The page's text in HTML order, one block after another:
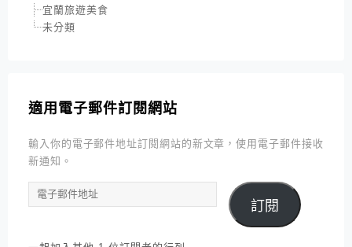
宜蘭旅遊美食
未分類
適用電子郵件訂閱網站
輸入你的電子郵件地址訂閱網站的新文章，使用電子郵件接收
新通知。
電
子
件
訂閱